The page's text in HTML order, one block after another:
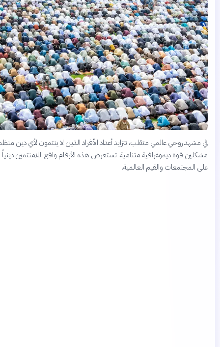
عالمي متقلب، تتزايد أعداد الأفراد الذين لا ينتمون لأي دين منظم،
ديموغرافية متنامية. تستعرض هذه الأرقام واقع اللامنتمين دينياً وتأثيرهم
والقيم العالمية.